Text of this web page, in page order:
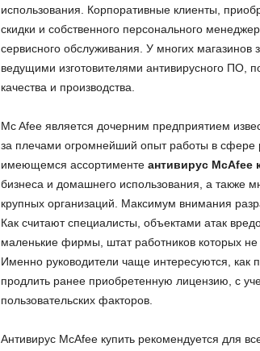
использования. Корпоративные клиенты,
скидки и собственного персонального
сервисного обслуживания. У многих магазинов
ведущими изготовителями антивирусного ПО,
качества и производства.
Mc Afee является дочерним предприятием
за плечами огромнейший опыт работы в сфере
имеющемся ассортименте антивирус McAfee
бизнеса и домашнего использования, а также
крупных организаций. Максимум внимания
Как считают специалисты, объектами атак
маленькие фирмы, штат работников которых не
Именно руководители чаще интересуются, как
продлить ранее приобретенную лицензию, с
пользовательских факторов.
Антивирус McAfee купить рекомендуется для